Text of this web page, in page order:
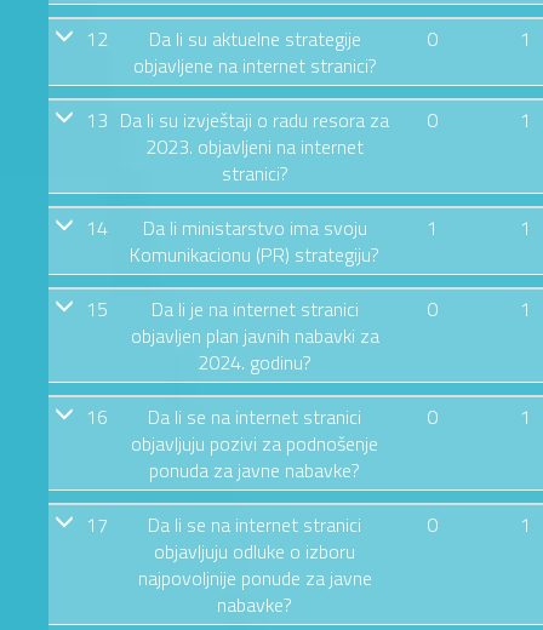
12
Da li su aktuelne strategije
objavljene na internet stranici?
0 1
13 Da li su izvještaji o radu resora za
2023. objavljeni na internet
stranici?
0 1
14
Da li ministarstvo ima svoju
Komunikacionu (PR) strategiju?
1 1
15
Da li je na internet stranici
objavljen plan javnih nabavki za
2024. godinu?
0 1
16
Da li se na internet stranici
objavljuju pozivi za podnošenje
ponuda za javne nabavke?
0 1
17
Da li se na internet stranici
objavljuju odluke o izboru
najpovoljnije ponude za javne
nabavke?
0 1